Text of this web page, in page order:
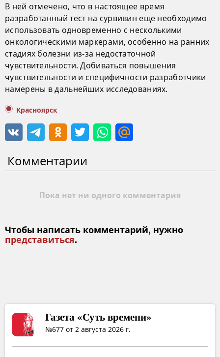
В ней отмечено, что в настоящее время
разработанный тест на сурвивин еще необходимо
использовать одновременно с несколькими
онкологическими маркерами, особенно на ранних
стадиях болезни из-за недостаточной
чувствительности. Добиваться повышения
чувствительности и специфичности разработчики
намерены в дальнейших исследованиях.
Красноярск
Комментарии
Пока нет ни одного комментария
Чтобы написать комментарий, нужно
представиться.
Газета «Суть времени»
№677 от 2 августа 2026 г.